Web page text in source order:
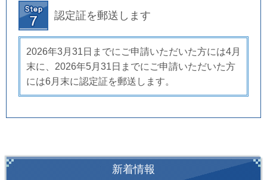
認定証を郵送します
2026年3月31日までにご申請いただいた方には4月
末に、2026年5月31日までにご申請いただいた方
には6月末に認定証を郵送します。
新着情報